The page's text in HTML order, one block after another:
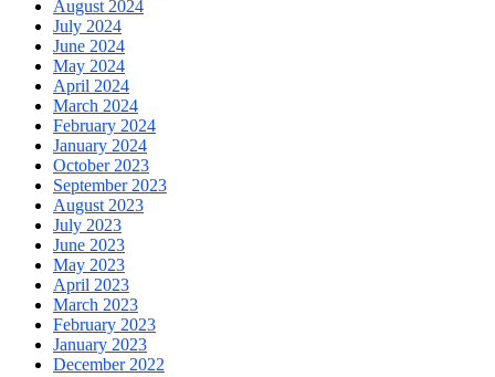
August 2024
July 2024
June 2024
May 2024
April 2024
March 2024
February 2024
January 2024
October 2023
September 2023
August 2023
July 2023
June 2023
May 2023
April 2023
March 2023
February 2023
January 2023
December 2022